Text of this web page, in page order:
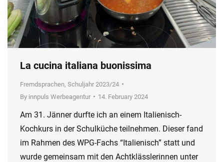
La cucina italiana buonissima
Fremdsprachen, Schuljahr 2023/24
By innpuls Werbeagentur 14. February 2024
Am 31. Jänner durfte ich an einem Italienisch-
Kochkurs in der Schulküche teilnehmen. Dieser fand
im Rahmen des WPG-Fachs “Italienisch” statt und
wurde gemeinsam mit den Achtklässlerinnen unter